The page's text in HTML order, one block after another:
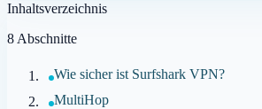
Inhaltsverzeichnis
8Abschnitte
Wie sicher ist Surfshark VPN?
MultiHop